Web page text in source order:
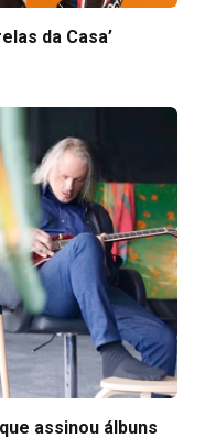
da Casa’
assinou álbuns